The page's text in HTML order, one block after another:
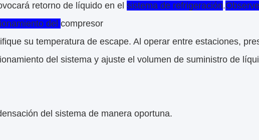
retorno de líquido en el sistema de refrigeración.
del compresor
su temperatura de escape. Al operar entre estaciones,
del sistema y ajuste el volumen de suministro de
del sistema de manera oportuna.